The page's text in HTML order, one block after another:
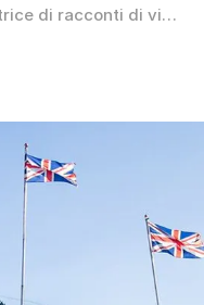
Fotografa e autrice di racconti di viaggio